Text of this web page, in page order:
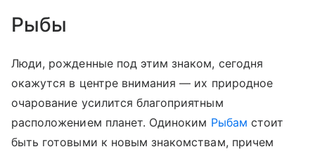
Рыбы
Люди, рожденные под этим знаком, сегодня
окажутся в центре внимания — их природное
очарование усилится благоприятным
расположением планет. Одиноким Рыбам стоит
быть готовыми к новым знакомствам, причем